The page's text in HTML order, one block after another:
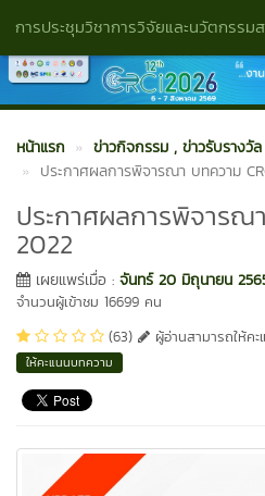
การประชุมวิชาการวิจัยและนวัตกรรม
หน้าแรก ข่าวกิจกรรม , ข่าวรับรางวัล
ประกาศผลการพิจารณา บทความ
ประกาศผลการพิจารณ
2022
เผยแพร่เมื่อ : จันทร์ 20 มิถุนายน
จำนวนผู้เข้าชม 16699 คน
(63)
ผู้อ่านสามารถให้ค
ให้คะแนนบทความ